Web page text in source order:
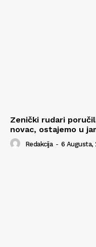
Zenički rudari
novac, ostajemo u
Redakcija - 6 Augusta,